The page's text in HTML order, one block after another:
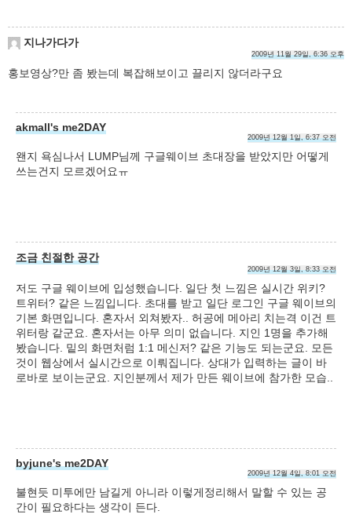
지나가다가
2009년 11월 29일, 6:36 오후
홍보영상?만 좀 봤는데 복잡해보이고 끌리지 않더라구요
akmall's me2DAY
2009년 12월 1일, 6:37 오전
왠지 욕심나서 LUMP님께 구글웨이브 초대장을 받았지만 어떻게
쓰는건지 모르겠어요ㅠ
조금 친절한 공간
2009년 12월 3일, 8:33 오전
저도 구글 웨이브에 입성했습니다. 일단 첫 느낌은 실시간 위키?
트위터? 같은 느낌입니다. 초대를 받고 일단 로그인 구글 웨이브의
기본 화면입니다. 혼자서 외쳐봤자.. 허공에 메아리 치는격 이건 트
위터랑 같군요. 혼자서는 아무 의미 없습니다. 지인 1명을 추가해
봤습니다. 밑의 화면처럼 1:1 메신저? 같은 기능도 되는군요. 모든
것이 웹상에서 실시간으로 이뤄집니다. 상대가 입력하는 글이 바
로바로 보이는군요. 지인분께서 제가 만든 웨이브에 참가한 모습..
byjune's me2DAY
2009년 12월 4일, 8:01 오전
불현듯 미투에만 남길게 아니라 이렇게정리해서 말할 수 있는 공
간이 필요하다는 생각이 든다.